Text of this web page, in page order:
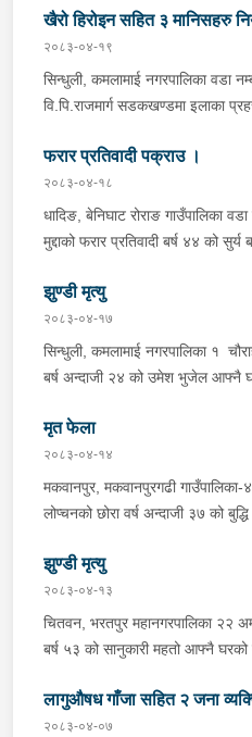
खैरो हिरोइन सहित ३ मानिसहरु
२०८३-०४-१९
सिन्धुली, कमलामाई नगरपालिका वडा
वि.पि.राजमार्ग सडकखण्डमा इलाका
बर्दिवासको संयुक्त टोलीले मोरङबाट
सिन्धुली कमलामाई नगरपालिका वडा
चन्द्र बहादुर माझीले चलाएको म.प्र.
यात्रुबाहक E.V. हायसमा सवार जिल्ला
ल्याएको तरकारीको बोरा भित्र डब्बामा
ल्याएको लागु औषध खैरो हिरोइन जस्तो
पारी नियन्त्रणमा लिई सोधपुछ गर्दा
अभिषेक कुमार साह र सवार राहुल
भनि खुल्न आएको हुँदा मोटरसाइकल
अनुसन्धान कार्य भईरहेको ।
फरार प्रतिवादी पक्राउ ।
२०८३-०४-१८
धादिङ, बेनिघाट रोराङ गाउँपालिका
मुद्दाको फरार प्रतिवादी बर्ष ४४ को
झुण्डी मृत्यु
२०८३-०४-१७
सिन्धुली, कमलामाई नगरपालिका १
बर्ष अन्दाजी २४ को उमेश भुजेल आफ्नै
घटनास्थलमा मुचुल्का सहित थप
मृत फेला
२०८३-०४-१४
मकवानपुर, मकवानपुरगढी गाउँपालिका-
लोप्चनको छोरा वर्ष अन्दाजी ३७ को
मिति २०८३।०४।१४ गते सोहि स्थित
अवस्थामा फेला परेको । यस घटना
छ ।
झुण्डी मृत्यु
२०८३-०४-१३
चितवन, भरतपुर महानगरपालिका २२
बर्ष ५३ को सानुकारी महतो आफ्नै घरको
सहित थप अनुसन्धान कार्य भइरहेको ।
लागुऔषध गाँजा सहित २ जना
२०८३-०४-०७